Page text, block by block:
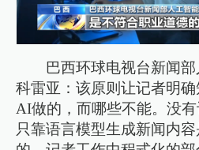
巴西环球电视台新闻
科雷亚：该原则让记者明
AI做的，而哪些不能。没有
只靠语言模型生成新闻内